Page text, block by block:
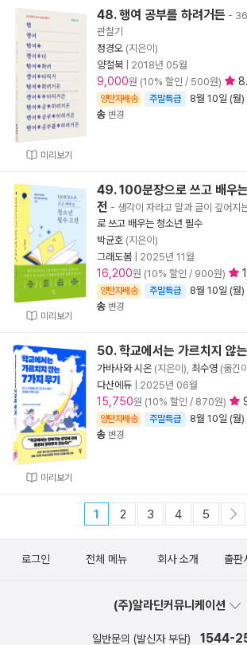
미리보기
48. 행여 공부를 하려거든 -
관찰기
정경오 (지은이)
양철북
2018년 05월
9,000원 (10% 할인 / 500원)
양탄자배송 주말특급 8월 10일 (월)
송 변경
미리보기
49. 100문장으로 쓰고 배우
전 - 생각이 자라고 말과 글이 깊어지
로 쓰고 배우는 청소년 필수
박균호 (지은이)
그래도봄
2025년 11월
16,200원 (10% 할인 / 900원)
양탄자배송 주말특급 8월 10일 (월)
송 변경
미리보기
50. 학교에서는 가르치지 않
가바사와 시온 (지은이), 최수영 (옮긴
다산에듀
2025년 06월
15,750원 (10% 할인 / 870원)
양탄자배송 주말특급 8월 10일 (월)
송 변경
1 2 3 4 5
로그인 전체 메뉴 회사 소개 출판
(주)알라딘커뮤니케이션
일반문의 (발신자 부담) 1544-